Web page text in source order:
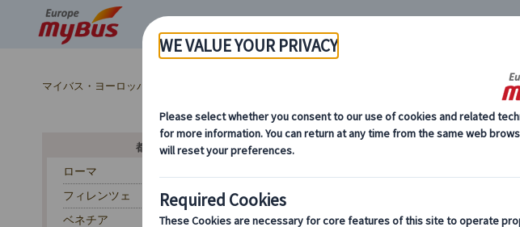
マイバス・ヨーロッパ
都市から探す
ローマ
フィレンツェ
ベネチア